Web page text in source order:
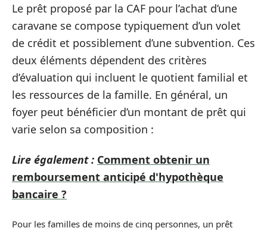
Le prêt proposé par la CAF pour l’achat d’une
caravane se compose typiquement d’un volet
de crédit et possiblement d’une subvention. Ces
deux éléments dépendent des critères
d’évaluation qui incluent le quotient familial et
les ressources de la famille. En général, un
foyer peut bénéficier d’un montant de prêt qui
varie selon sa composition :
Lire également : Comment obtenir un
remboursement anticipé d'hypothèque
bancaire ?
Pour les familles de moins de cinq personnes, un prêt